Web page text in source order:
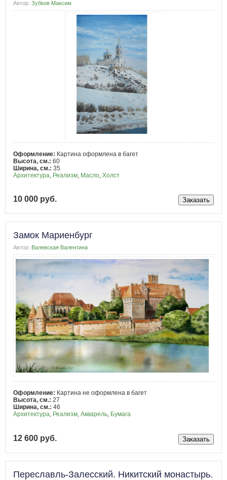
Автор: Зубков Максим
Оформление: Картина оформлена в багет
Высота, см.: 60
Ширина, см.: 35
Архитектура Реализм Масло Холст
10 000 руб.
Замок Мариенбург
Автор: Валевская Валентина
Оформление: Картина не оформлена в багет
Высота, см.: 27
Ширина, см.: 46
Архитектура, Реализм, Акварель, Бумага
12 600 руб.
Переславль-Залесский. Никитский монастырь.